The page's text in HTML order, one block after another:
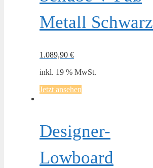
Metall Schwarz
1.089,90 €
inkl. 19 % MwSt.
Jetzt ansehen
Designer-
Lowboard